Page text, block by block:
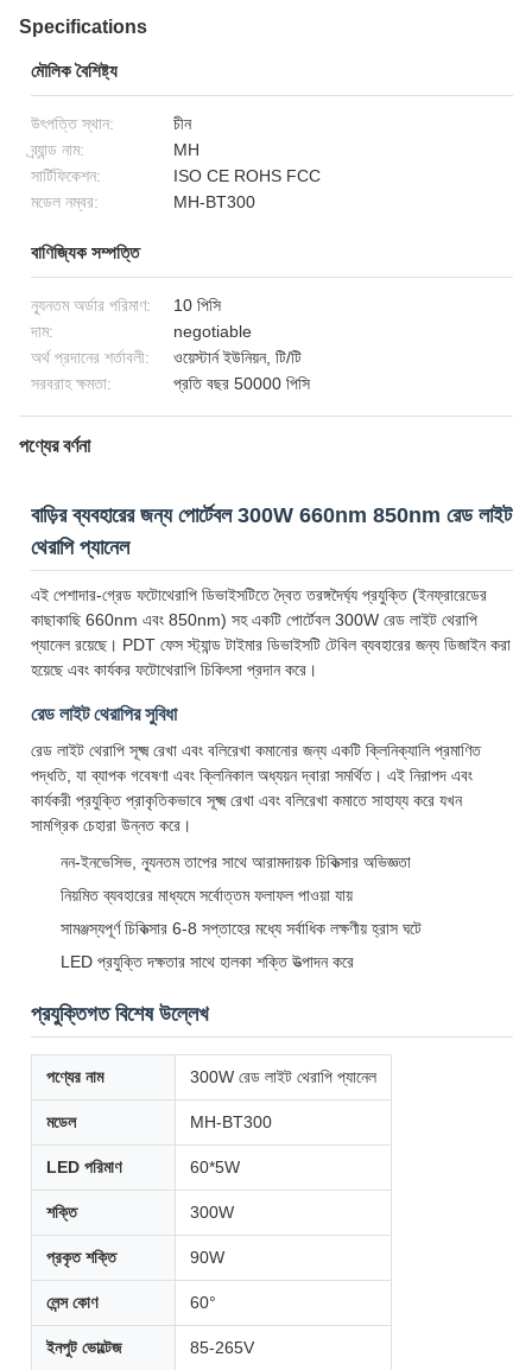
Specifications
মৌলিক বৈশিষ্ট্য
উৎপত্তি স্থান:
চীন
ব্র্যান্ড নাম:
MH
সার্টিফিকেশন:
ISO CE ROHS FCC
মডেল নম্বর:
MH-BT300
বাণিজ্যিক সম্পত্তি
ন্যূনতম অর্ডার পরিমাণ:
10 পিসি
দাম:
negotiable
অর্থ প্রদানের শর্তাবলী:
ওয়েস্টার্ন ইউনিয়ন, টি/টি
সরবরাহ ক্ষমতা:
প্রতি বছর 50000 পিসি
পণ্যের বর্ণনা
বাড়ির ব্যবহারের জন্য পোর্টেবল 300W 660nm 850nm রেড লাইট
থেরাপি প্যানেল
এই পেশাদার-গ্রেড ফটোথেরাপি ডিভাইসটিতে দ্বৈত তরঙ্গদৈর্ঘ্য প্রযুক্তি (ইনফ্রারেডের
কাছাকাছি 660nm এবং 850nm) সহ একটি পোর্টেবল 300W রেড লাইট থেরাপি
প্যানেল রয়েছে। PDT ফেস স্ট্যান্ড টাইমার ডিভাইসটি টেবিল ব্যবহারের জন্য ডিজাইন করা
হয়েছে এবং কার্যকর ফটোথেরাপি চিকিৎসা প্রদান করে।
রেড লাইট থেরাপির সুবিধা
রেড লাইট থেরাপি সূক্ষ্ম রেখা এবং বলিরেখা কমানোর জন্য একটি ক্লিনিক্যালি প্রমাণিত
পদ্ধতি, যা ব্যাপক গবেষণা এবং ক্লিনিকাল অধ্যয়ন দ্বারা সমর্থিত। এই নিরাপদ এবং
কার্যকরী প্রযুক্তি প্রাকৃতিকভাবে সূক্ষ্ম রেখা এবং বলিরেখা কমাতে সাহায্য করে যখন
সামগ্রিক চেহারা উন্নত করে।
নন-ইনভেসিভ, ন্যূনতম তাপের সাথে আরামদায়ক চিকিত্সার অভিজ্ঞতা
নিয়মিত ব্যবহারের মাধ্যমে সর্বোত্তম ফলাফল পাওয়া যায়
সামঞ্জস্যপূর্ণ চিকিত্সার 6-8 সপ্তাহের মধ্যে সর্বাধিক লক্ষণীয় হ্রাস ঘটে
LED প্রযুক্তি দক্ষতার সাথে হালকা শক্তি উত্পাদন করে
প্রযুক্তিগত বিশেষ উল্লেখ
পণ্যের নাম 300W রেড লাইট থেরাপি প্যানেল
মডেল MH-BT300
LED পরিমাণ 60*5W
শক্তি 300W
প্রকৃত শক্তি 90W
লেন্স কোণ 60°
ইনপুট ভোল্টেজ 85-265V